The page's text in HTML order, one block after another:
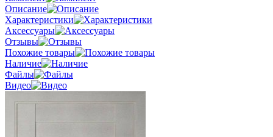
Описание
Характеристики
Аксессуары
Отзывы
Похожие товары
Наличие
Файлы
Видео